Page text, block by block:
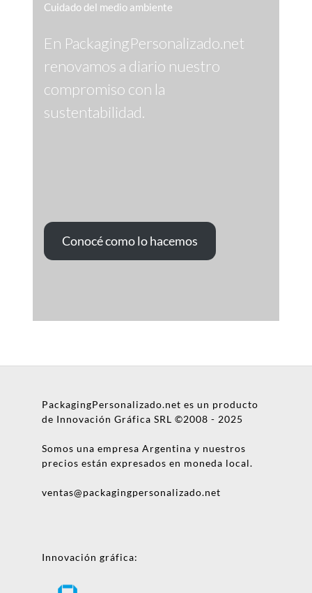
Cuidado del medio ambiente
En PackagingPersonalizado.net
renovamos a diario nuestro
compromiso con la
sustentabilidad.
Conocé como lo hacemos
PackagingPersonalizado.net es un producto
de Innovación Gráfica SRL ©2008 - 2025
Somos una empresa Argentina y nuestros
precios están expresados en moneda local.
ventas@packagingpersonalizado.net
Innovación gráfica: